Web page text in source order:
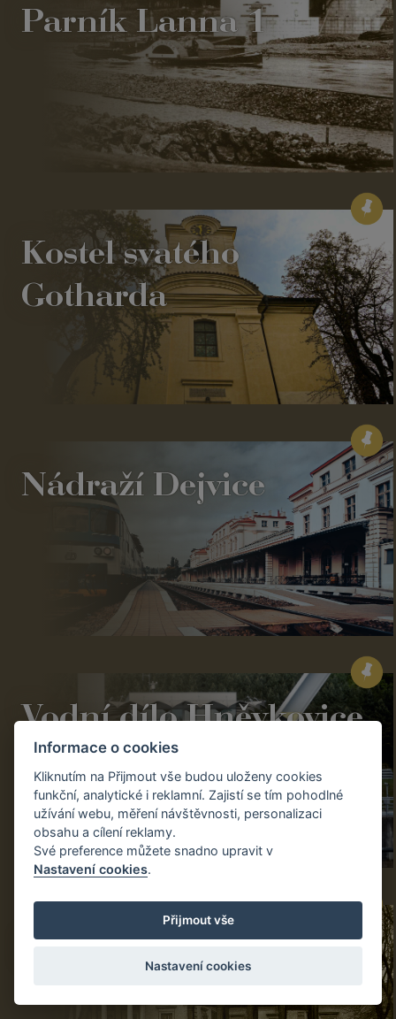
Parník Lanna 1
Kostel svatého
Gotharda
Nádraží Dejvice
Vodní dílo Hněvkovice
Pražská vila Lanna
Informace o cookies
Kliknutím na Přijmout vše budou uloženy cookies
funkční, analytické i reklamní. Zajistí se tím pohodlné
užívání webu, měření návštěvnosti, personalizaci
obsahu a cílení reklamy.
Své preference můžete snadno upravit v
Nastavení cookies.
Přijmout vše
Nastavení cookies